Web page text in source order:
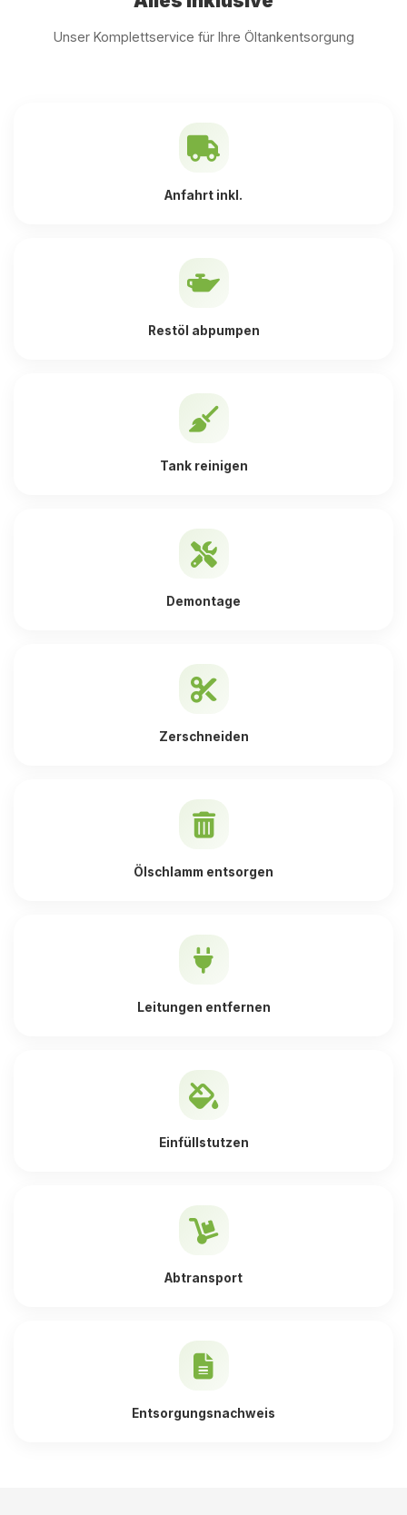
Unser Komplettservice für Ihre Öltankentsorgung
Anfahrt inkl.
Restöl abpumpen
Tank reinigen
Demontage
Zerschneiden
Ölschlamm entsorgen
Leitungen entfernen
Einfüllstutzen
Abtransport
Entsorgungsnachweis